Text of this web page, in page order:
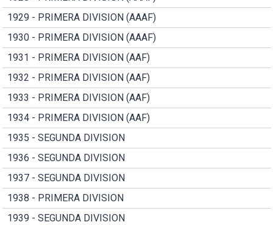
1929 - PRIMERA DIVISION (AAAF)
1930 - PRIMERA DIVISION (AAAF)
1931 - PRIMERA DIVISION (AAF)
1932 - PRIMERA DIVISION (AAF)
1933 - PRIMERA DIVISION (AAF)
1934 - PRIMERA DIVISION (AAF)
1935 - SEGUNDA DIVISION
1936 - SEGUNDA DIVISION
1937 - SEGUNDA DIVISION
1938 - PRIMERA DIVISION
1939 - SEGUNDA DIVISION